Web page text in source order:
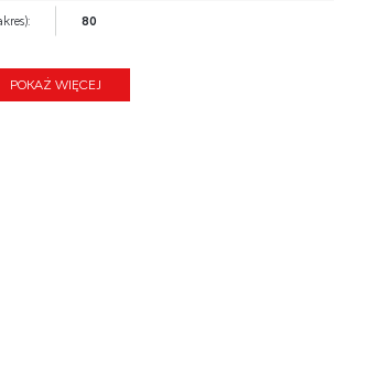
80
60
POKAŻ WIĘCEJ